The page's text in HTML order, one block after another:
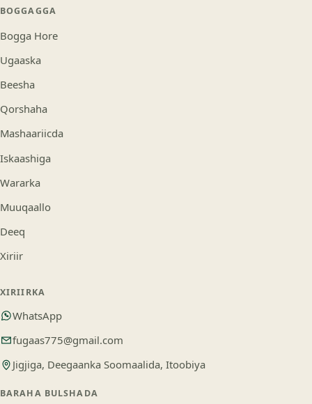
BOGGAGGA
Bogga Hore
Ugaaska
Beesha
Qorshaha
Mashaariicda
Iskaashiga
Wararka
Muuqaallo
Deeq
Xiriir
XIRIIRKA
WhatsApp
fugaas775@gmail.com
Jigjiga, Deegaanka Soomaalida, Itoobiya
BARAHA BULSHADA